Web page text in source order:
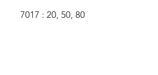
7017 : 20, 50, 80